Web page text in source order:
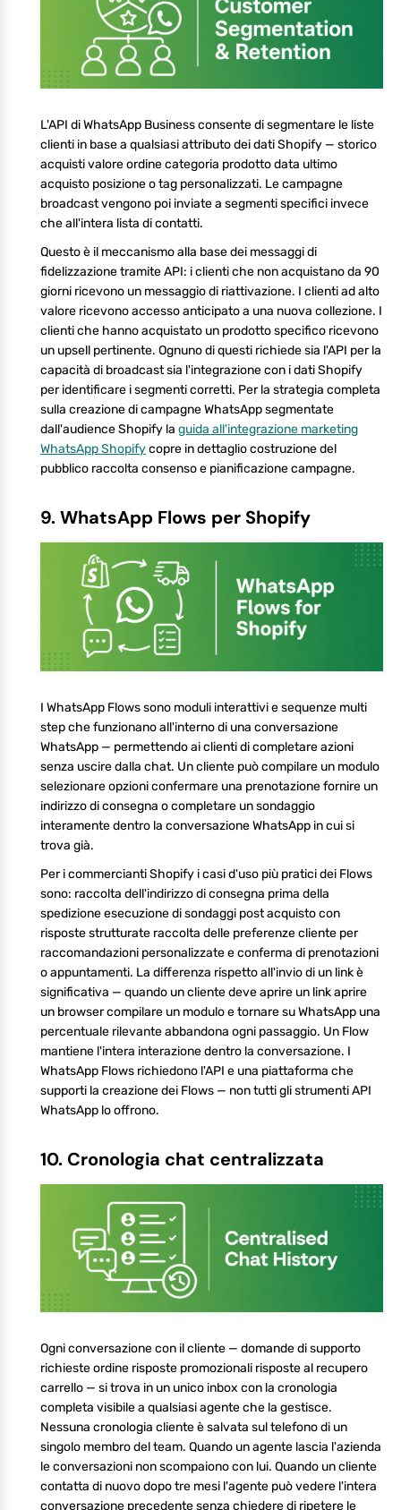
L'API di WhatsApp Business consente di segmentare le liste
clienti in base a qualsiasi attributo dei dati Shopify — storico
acquisti valore ordine categoria prodotto data ultimo
acquisto posizione o tag personalizzati. Le campagne
broadcast vengono poi inviate a segmenti specifici invece
che all'intera lista di contatti.
Questo è il meccanismo alla base dei messaggi di
fidelizzazione tramite API: i clienti che non acquistano da 90
giorni ricevono un messaggio di riattivazione. I clienti ad alto
valore ricevono accesso anticipato a una nuova collezione. I
clienti che hanno acquistato un prodotto specifico ricevono
un upsell pertinente. Ognuno di questi richiede sia l'API per la
capacità di broadcast sia l'integrazione con i dati Shopify
per identificare i segmenti corretti. Per la strategia completa
sulla creazione di campagne WhatsApp segmentate
dall'audience Shopify la guida all'integrazione marketing
WhatsApp Shopifycopre in dettaglio costruzione del
pubblico raccolta consenso e pianificazione campagne.
9. WhatsApp Flows per Shopify
I WhatsApp Flows sono moduli interattivi e sequenze multi
step che funzionano all'interno di una conversazione
WhatsApp — permettendo ai clienti di completare azioni
senza uscire dalla chat. Un cliente può compilare un modulo
selezionare opzioni confermare una prenotazione fornire un
indirizzo di consegna o completare un sondaggio
interamente dentro la conversazione WhatsApp in cui si
trova già.
Per i commercianti Shopify i casi d'uso più pratici dei Flows
sono: raccolta dell'indirizzo di consegna prima della
spedizione esecuzione di sondaggi post acquisto con
risposte strutturate raccolta delle preferenze cliente per
raccomandazioni personalizzate e conferma di prenotazioni
o appuntamenti. La differenza rispetto all'invio di un link è
significativa — quando un cliente deve aprire un link aprire
un browser compilare un modulo e tornare su WhatsApp una
percentuale rilevante abbandona ogni passaggio. Un Flow
mantiene l'intera interazione dentro la conversazione. I
WhatsApp Flows richiedono l'API e una piattaforma che
supporti la creazione dei Flows — non tutti gli strumenti API
WhatsApp lo offrono.
10. Cronologia chat centralizzata
Ogni conversazione con il cliente — domande di supporto
richieste ordine risposte promozionali risposte al recupero
carrello — si trova in un unico inbox con la cronologia
completa visibile a qualsiasi agente che la gestisce.
Nessuna cronologia cliente è salvata sul telefono di un
singolo membro del team. Quando un agente lascia l'azienda
le conversazioni non scompaiono con lui. Quando un cliente
contatta di nuovo dopo tre mesi l'agente può vedere l'intera
conversazione precedente senza chiedere di ripetere le